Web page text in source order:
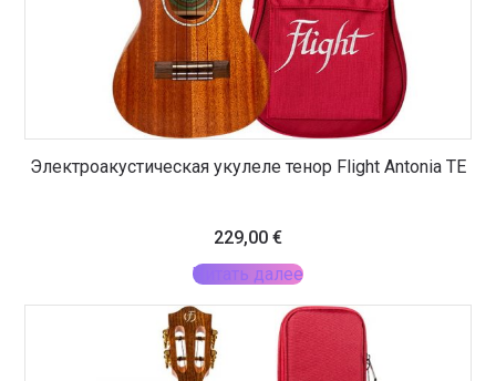
Электроакустическая укулеле тенор Flight Antonia TE
229,00 €
Читать далее